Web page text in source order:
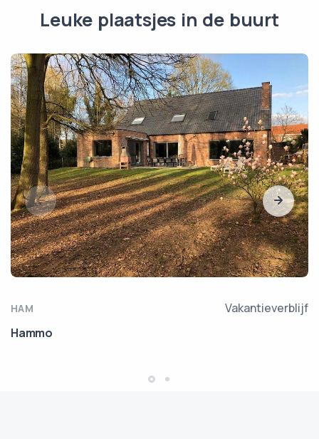
Leuke plaatsjes in de buurt
HAM
Vakantieverblijf
Hammo